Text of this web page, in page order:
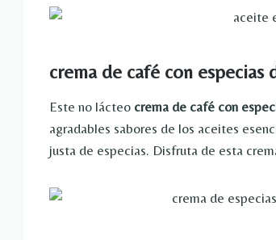
crema de café con especias
Este no lácteo crema de café con
agradables sabores de los aceites
justa de especias. Disfruta de esta